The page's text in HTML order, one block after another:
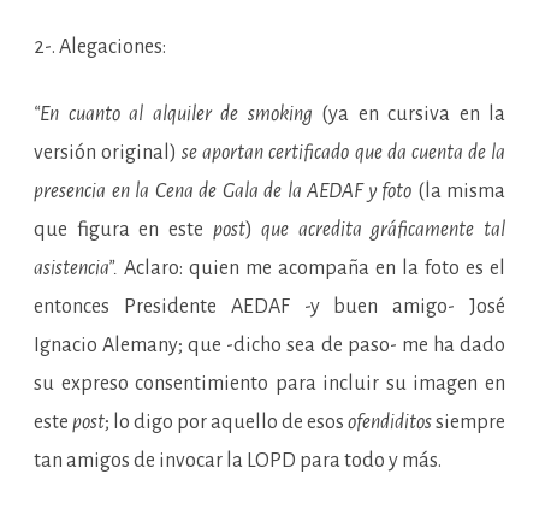
2-. Alegaciones:
“En cuanto al alquiler de smoking (ya en cursiva en la
versión original)se aportan certificado que da cuenta de la
presencia en la Cena de Gala de la AEDAF y foto (la misma
que figura en este post)que acredita gráficamente tal
asistencia”. Aclaro: quien me acompaña en la foto es el
entonces Presidente AEDAF -y buen amigo- José
Ignacio Alemany; que -dicho sea de paso- me ha dado
su expreso consentimiento para incluir su imagen en
este post; lo digo por aquello de esos ofendiditossiempre
tan amigos de invocar la LOPD para todo y más.